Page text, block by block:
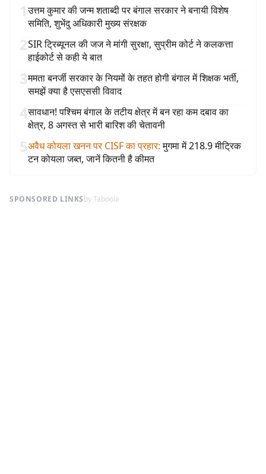
1उत्तम कुमार की जन्म शताब्दी पर बंगाल सरकार ने बनायी विशेष
समिति, शुभेंदु अधिकारी मुख्य संरक्षक
2SIR ट्रिब्यूनल की जज ने मांगी सुरक्षा, सुप्रीम कोर्ट ने कलकत्ता
हाईकोर्ट से कही ये बात
3ममता बनर्जी सरकार के नियमों के तहत होगी बंगाल में शिक्षक भर्ती,
समझें क्या है एसएससी विवाद
4सावधान! पश्चिम बंगाल के तटीय क्षेत्र में बन रहा कम दबाव का
क्षेत्र, 8 अगस्त से भारी बारिश की चेतावनी
5अवैध कोयला खनन पर CISF का प्रहार: मुगमा में 218.9 मीट्रिक
टन कोयला जब्त, जानें कितनी है कीमत
SPONSORED LINKSby Taboola